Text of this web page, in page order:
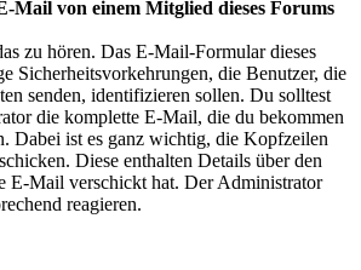
Mail von einem Mitglied dieses Forums
zu hören. Das E-Mail-Formular dieses
Sicherheitsvorkehrungen, die Benutzer, die
senden, identifizieren sollen. Du solltest
die komplette E-Mail, die du bekommen
Dabei ist es ganz wichtig, die Kopfzeilen
Diese enthalten Details über den
E-Mail verschickt hat. Der Administrator
reagieren.